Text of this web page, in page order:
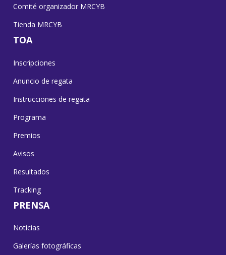
Comité organizador MRCYB
Tienda MRCYB
TOA
Inscripciones
Anuncio de regata
Instrucciones de regata
Programa
Premios
Avisos
Resultados
Tracking
PRENSA
Noticias
Galerías fotográficas